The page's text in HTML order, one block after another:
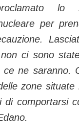
lo
per
ci sono
ce ne saranno.
zone situate
di comportarsi